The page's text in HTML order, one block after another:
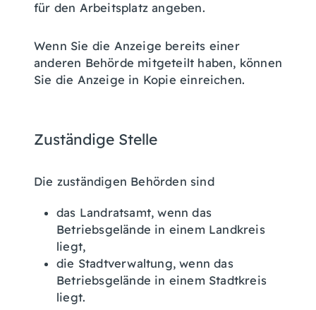
für den Arbeitsplatz angeben.
Wenn Sie die Anzeige bereits einer
anderen Behörde mitgeteilt haben, können
Sie die Anzeige in Kopie einreichen.
Zuständige Stelle
Die zuständigen Behörden sind
das Landratsamt, wenn das
Betriebsgelände in einem Landkreis
liegt,
die Stadtverwaltung, wenn das
Betriebsgelände in einem Stadtkreis
liegt.